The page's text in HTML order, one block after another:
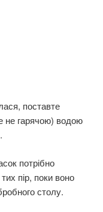
поставте
не гарячою) водою
потрібно
пір, поки воно
столу.